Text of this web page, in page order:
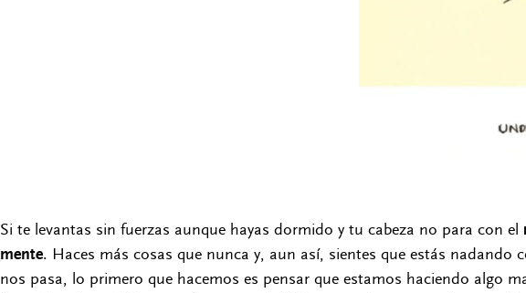
Si te levantas sin fuerzas aunque hayas dormido y tu cabeza no para con el
mente. Haces más cosas que nunca y, aun así, sientes que estás nadando
nos pasa, lo primero que hacemos es pensar que estamos haciendo algo